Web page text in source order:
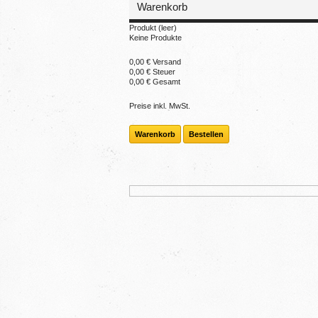
Warenkorb
Produkt (leer)
Keine Produkte
0,00 € Versand
0,00 € Steuer
0,00 € Gesamt
Preise inkl. MwSt.
Warenkorb Bestellen